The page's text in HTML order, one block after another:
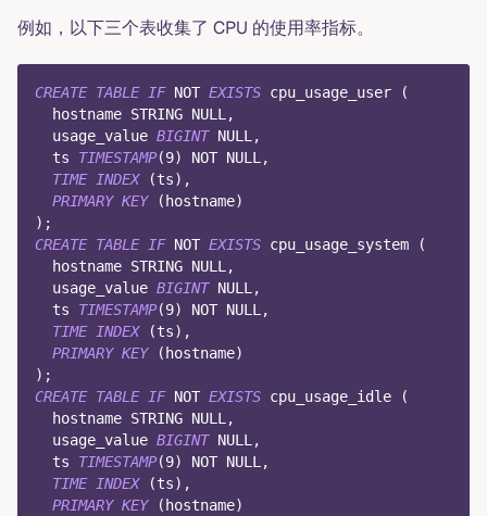
例如，以下三个表收集了 CPU 的使用率指标。
CREATE TABLE IF NOT EXISTS cpu_usage_user
(
  hostname STRING
NULL ,
  usage_value
BIGINT NULL ,
  ts
TIMESTAMP(9) NOT NULL ,
TIME
INDEX (ts) ,
PRIMARY KEY ( hostname)
) ;
CREATE TABLE IF NOT EXISTS cpu_usage_system
(
  hostname STRING
NULL ,
  usage_value
BIGINT NULL ,
  ts
TIMESTAMP(9) NOT NULL ,
TIME
INDEX (ts) ,
PRIMARY KEY ( hostname)
) ;
CREATE TABLE IF NOT EXISTS cpu_usage_idle
(
  hostname STRING
NULL ,
  usage_value
BIGINT NULL ,
  ts
TIMESTAMP(9) NOT NULL ,
TIME
INDEX (ts) ,
PRIMARY KEY ( hostname)